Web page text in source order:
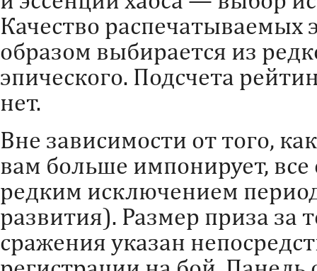
Качество распечатываемых
образом выбирается из
эпического. Подсчета
нет.
Вне зависимости от того,
вам больше импонирует,
редким исключением
развития). Размер приза за
сражения указан